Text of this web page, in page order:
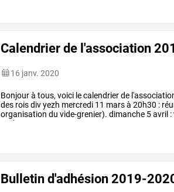
Calendrier de l'association
16 janv. 2020
Bonjourà tous, voici lecalendrierde
des roisdivyezh mercredi 11 marsà 20h30 :
organisation du vide-grenier). dimanche 5avril :
yezh
Bulletin d'adhésion 2019-